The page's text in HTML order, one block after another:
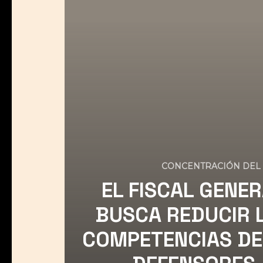
CONCENTRACIÓN
EL FISCAL
BUSCA REDUCIR
COMPETENCIAS